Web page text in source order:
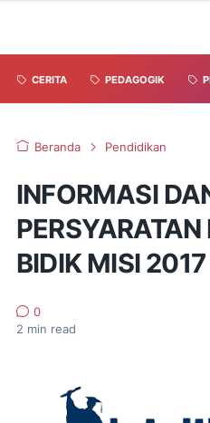
CERITA PEDAGOGIK
Beranda Pendidikan
INFORMASI
BIDIK MISI 2017
0
2 min read